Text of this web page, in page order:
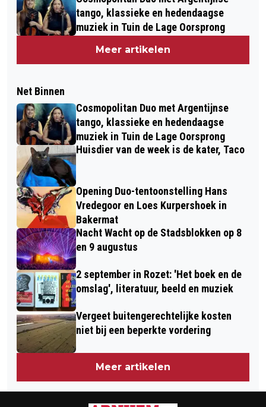
tango, klassieke en hedendaagse
muziek in Tuin de Lage Oorsprong
Meer artikelen
Net Binnen
Cosmopolitan Duo met Argentijnse
tango, klassieke en hedendaagse
muziek in Tuin de Lage Oorsprong
Huisdier van de week is de kater, Taco
Opening Duo-tentoonstelling Hans
Vredegoor en Loes Kurpershoek in
Bakermat
Nacht Wacht op de Stadsblokken op 8
en 9 augustus
2 september in Rozet: 'Het boek en de
omslag', literatuur, beeld en muziek
Vergeet buitengerechtelijke kosten
niet bij een beperkte vordering
Meer artikelen